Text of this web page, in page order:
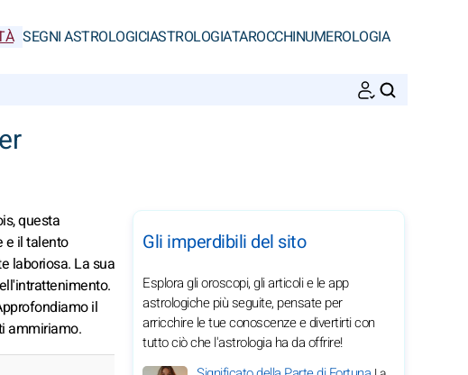
SEGNI ASTROLOGICIASTROLOGIATAROCCHINUMEROLOGIA
questa
e il talento
laboriosa. La sua
il
ammiriamo.
Gli imperdibili del sito
Esplora gli oroscopi, gli articoli e le app
astrologiche più seguite, pensate per
arricchire le tue conoscenze e divertirti con
tutto ciò che l'astrologia ha da offrire!